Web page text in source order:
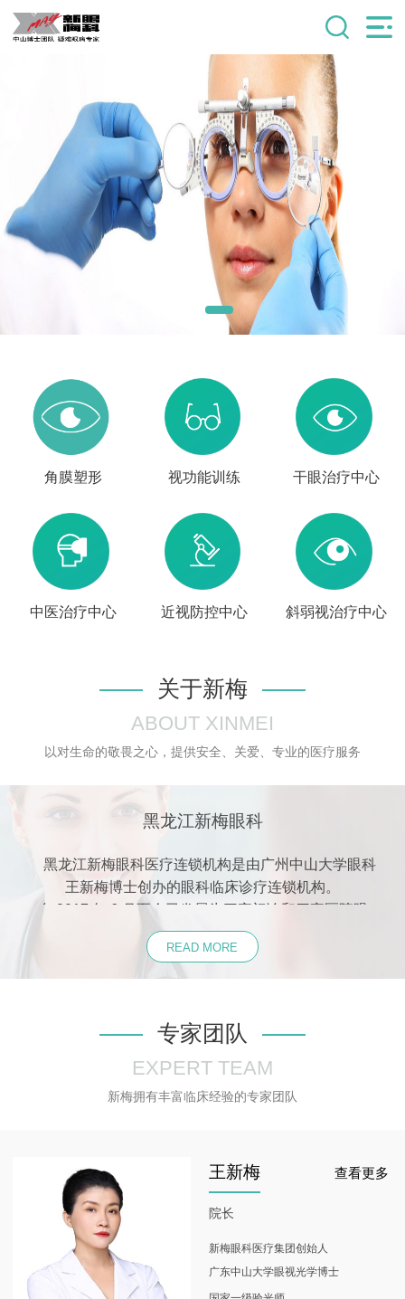
角膜塑形 视功能训练 干眼治疗中心
中医治疗中心 近视防控中心 斜弱视治疗中心
关于新梅
ABOUT XINMEI
以对生命的敬畏之心，提供安全、关爱、专业的医疗服务
黑龙江新梅眼科
黑龙江新梅眼科医疗连锁机构是由广州中山大学眼科
王新梅博士创办的眼科临床诊疗连锁机构。
自
2017 年 6 月至今已发展为三家门诊 和四家医院眼
2000余平方米。新梅眼科拥有全套
国际先进的专业眼科、视光设备， 引进德式
统、VR视功能训练系统、全套干眼治疗系统、全套近
中心等。门诊引进欧美会员预约就诊式诊疗模式，诊疗
环境优雅舒适，就诊流程人性化，全程由医护人员导
引，方便舒适，节省时间。新梅眼科的专家团队是由国
内眼视光行业众多有经验的专业人才组成的专业眼视光
心、隐形眼镜、角膜塑形镜验配中心、中医诊疗中心、
干眼治疗中心、近视防控中心、斜、弱视治疗中心等多
个专业临床诊疗中
一开始便致力于成为全国眼视光行业的倡导者与领跑
者！
READ MORE
专家团队
EXPERT TEAM
新梅拥有丰富临床经验的专家团队
王新梅
院长
新梅眼科医疗集团创始人
广东中山大学眼视光学博士
查看更多